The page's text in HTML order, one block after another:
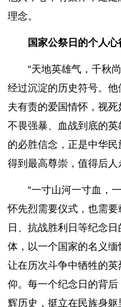
理念。
国家公祭日的个人心
“天地英雄气，千秋
经过沉淀的历史符号。
夫有责的爱国情怀，视死
不畏强暴、血战到底的
的必胜信念，正是中华
得到最高尊崇，值得后人
“一寸山河一寸血，
怀先烈需要仪式，也需
日、抗战胜利日等纪念
体，以一个国家的名义缅
让在历次斗争中牺牲的
仰。每一个纪念日的背
辉历史，挺立在民族身